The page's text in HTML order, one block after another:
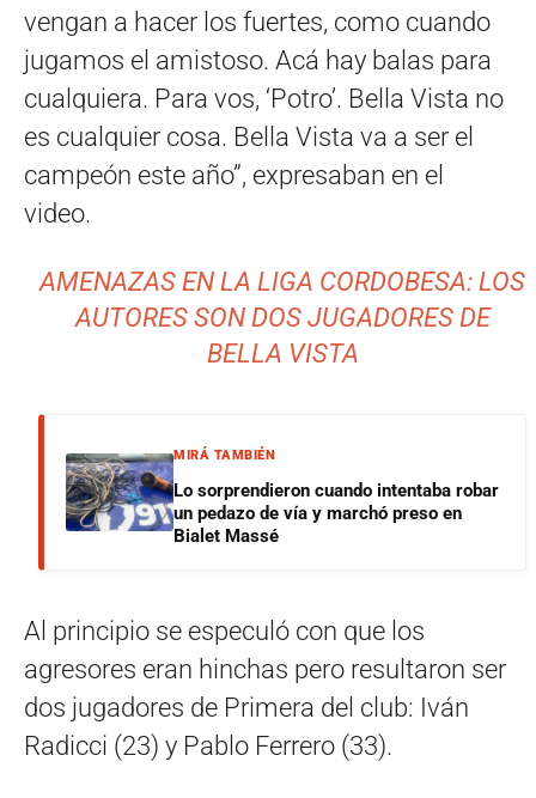
vengan a hacer los fuertes, como cuando
jugamos el amistoso. Acá hay balas para
cualquiera. Para vos, ‘Potro’. Bella Vista no
es cualquier cosa. Bella Vista va a ser el
campeón este año”, expresaban en el
video.
AMENAZAS EN LA LIGA CORDOBESA: LOS
AUTORES SON DOS JUGADORES DE
BELLA VISTA
MIRÁ TAMBIÉN
Lo sorprendieron cuando intentaba robar
un pedazo de vía y marchó preso en
Bialet Massé
Al principio se especuló con que los
agresores eran hinchas pero resultaron ser
dos jugadores de Primera del club: Iván
Radicci (23) y Pablo Ferrero (33).